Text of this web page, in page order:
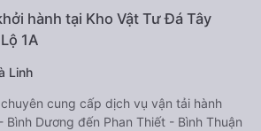
hành tại Kho Vật Tư Đá Tây
1A
Linh
cung cấp dịch vụ vận tải hành
Bình Dương đến Phan Thiết - Bình Thuận